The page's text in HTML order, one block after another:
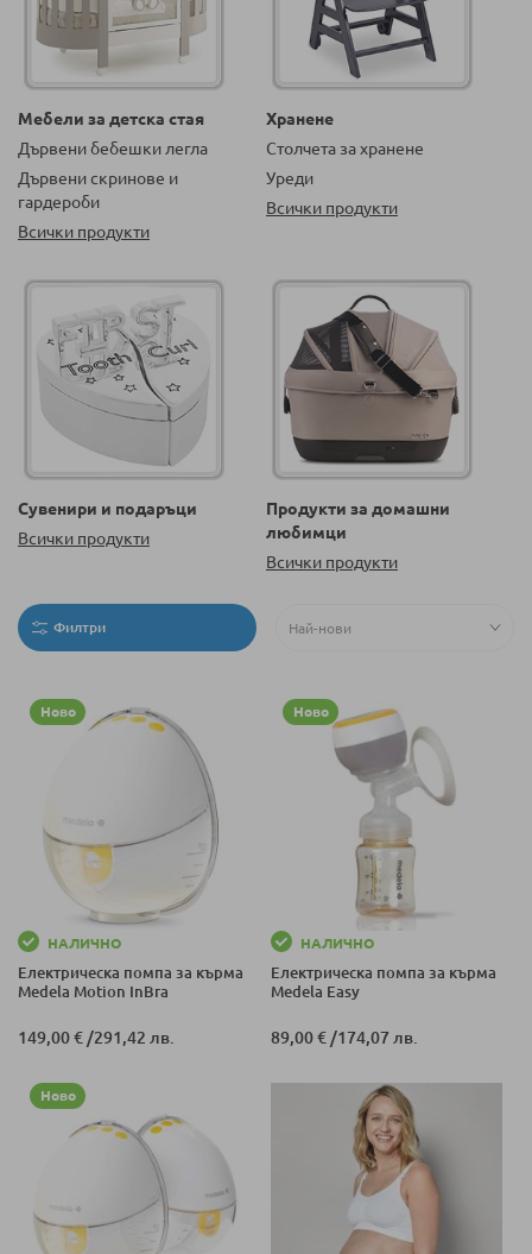
Мебели за детска стая
Дървени бебешки легла
Дървени скринове и
гардероби
Всички продукти
Хранене
Столчета за хранене
Уреди
Всички продукти
Сувенири и подаръци
Всички продукти
Продукти за домашни
любимци
Всички продукти
Филтри
Ново
НАЛИЧНО
Електрическа помпа за кърма
Medela Motion InBra
149,00 € /291,42 лв.
Ново
НАЛИЧНО
Електрическа помпа за кърма
Medela Easy
89,00 € /174,07 лв.
Ново